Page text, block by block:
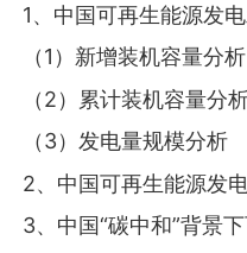
1、中国可再生能源发
（1）新增装机容量分析
（2）累计装机容量分
（3）发电量规模分析
2、中国可再生能源发
3、中国“碳中和”背景